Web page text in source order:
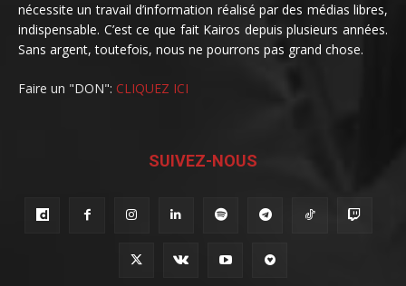
nécessite un travail d’information réalisé par des médias libres,
indispensable. C’est ce que fait Kairos depuis plusieurs années.
Sans argent, toutefois, nous ne pourrons pas grand chose.
Faire un "DON": CLIQUEZ ICI
SUIVEZ-NOUS